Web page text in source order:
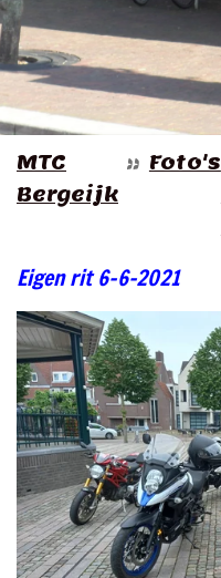
MTC
Bergeijk
» Foto's
Eigen rit 6-6-2021